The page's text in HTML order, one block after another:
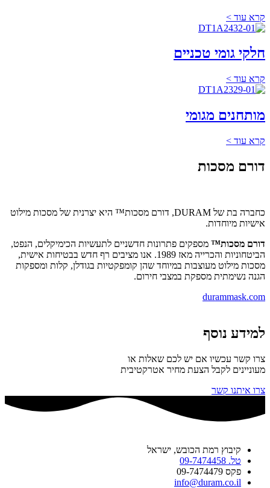
קרא עוד >
חלקי גומי טכניים
קרא עוד >
מותחנים מגומי
קרא עוד >
דורם מסכות
כחברה בת של DURAM, דורם מסכות ™היא יצרנית של מסכות מילוט
אישיות מיוחדות.
דורם מסכות™מספקים פתרונות חדשניים לתעשיות הכימיקלים, הנפט,
הביטחוניות והכרייה מאז 1989. אנו מציבים רף חדש בבטיחות אישית,
מסכות מילוט מעוצבות במיוחד שהן קומפקטיות בגודלן, קלות ומספקות
הגנה נשימתית מספקת במצבי חירום.
durammask.com
למידע נוסף
צרו קשר עכשיו אם יש לכם שאלות או
מעוניינים לקבל הצעת מחיר אטרקטיבית
צרו איתנו קשר
קיבוץ רמת הכובש, ישראל
טל. 09-7474458
פקס 09-7474479
info@duram.co.il